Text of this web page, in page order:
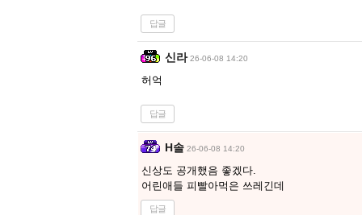
답글
신라 26-06-08 14:20
허억
답글
H솔 26-06-08 14:20
신상도 공개했음 좋겠다.
어린애들 피빨아먹은 쓰레긴데
답글